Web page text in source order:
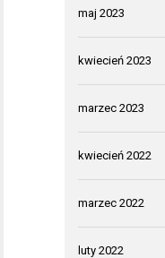
maj 2023
kwiecień 2023
marzec 2023
kwiecień 2022
marzec 2022
luty 2022